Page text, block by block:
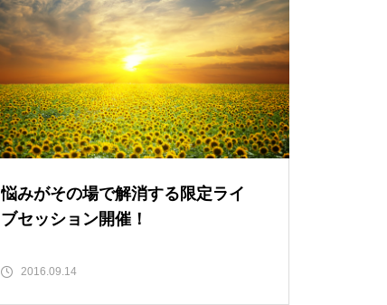
悩みがその場で解消する限定ライ
ブセッション開催！
2016.09.14